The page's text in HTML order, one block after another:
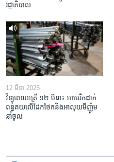
រដ្ឋាភិបាល
12 មីនា 2025
វិទ្យុពេលរាត្រី ១២ មីនា៖ អាមេរិក​ដាក់​
ពន្ធគយ​លើ​ដែកថែក​និង​អាលុយ​មីញ៉ូម​
នាំចូល